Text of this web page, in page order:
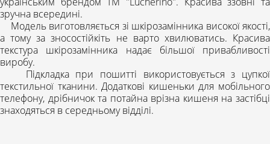
зручна всередині.
Модель виготовляється зі шкірозамінника високої якості,
а тому за зносостійкіть не варто хвилюватись. Красива
текстура шкірозамінника надає більшої привабливості
виробу.
Підкладка при пошитті використовується з цупкої
текстильної тканини. Додаткові кишеньки для мобільного
телефону, дрібничок та потайна врізна кишеня на застібці
знаходяться в середньому відділі.